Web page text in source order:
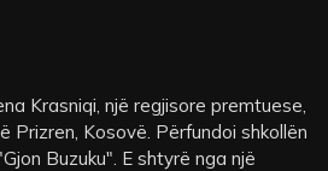
Krasniqi, një regjisore premtuese,
Prizren, Kosovë. Përfundoi shkollën
Buzuku". E shtyrë nga një